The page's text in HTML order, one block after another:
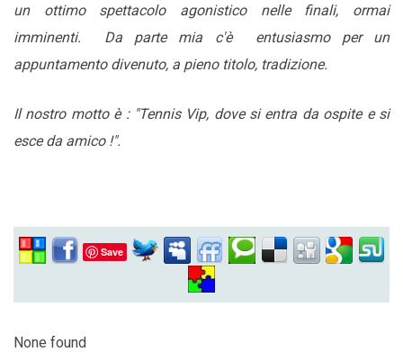
un ottimo spettacolo agonistico nelle finali, ormai
imminenti. Da parte mia c'è entusiasmo per un
appuntamento divenuto, a pieno titolo, tradizione.
Il nostro motto è : "Tennis Vip, dove si entra da ospite e si
esce da amico !".
Save
None found